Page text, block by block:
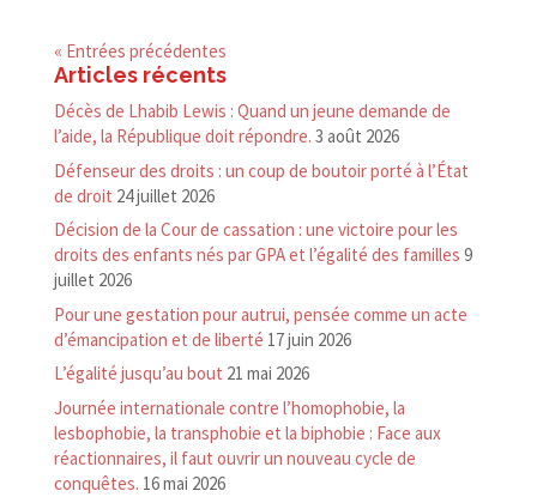
« Entrées précédentes
Articles récents
Décès de Lhabib Lewis : Quand un jeune demande de
l’aide, la République doit répondre. 3 août 2026
Défenseur des droits : un coup de boutoir porté à l’État
de droit 24 juillet 2026
Décision de la Cour de cassation : une victoire pour les
droits des enfants nés par GPA et l’égalité des familles 9
juillet 2026
Pour une gestation pour autrui, pensée comme un acte
d’émancipation et de liberté 17 juin 2026
L’égalité jusqu’au bout 21 mai 2026
Journée internationale contre l’homophobie, la
lesbophobie, la transphobie et la biphobie : Face aux
réactionnaires, il faut ouvrir un nouveau cycle de
conquêtes. 16 mai 2026